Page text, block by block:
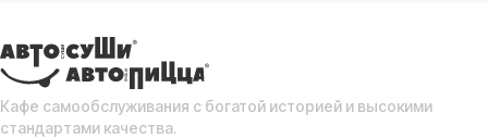
Кафе самообслуживания с богатой историей и высокими
стандартами качества.